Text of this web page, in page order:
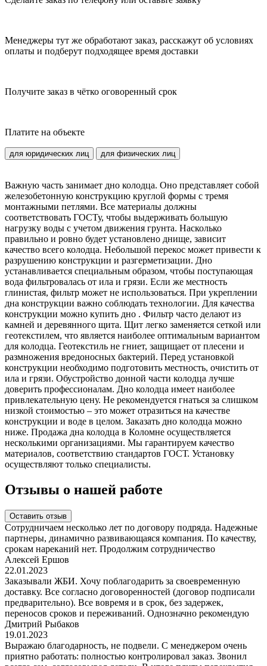
Менеджеры тут же обработают заказ, расскажут об условиях
оплаты и подберут подходящее время доставки
Получите заказ в чётко оговоренный срок
Платите на объекте
для юридических лиц для физических лиц
Важную часть занимает дно колодца. Оно представляет собой
железобетонную конструкцию круглой формы с тремя
монтажными петлями. Все материалы должны
соответствовать ГОСТу, чтобы выдерживать большую
нагрузку воды с учетом движения грунта. Насколько
правильно и ровно будет установлено днище, зависит
качество всего колодца. Небольшой перекос может привести к
разрушению конструкции и разгерметизации. Дно
устанавливается специальным образом, чтобы поступающая
вода фильтровалась от ила и грязи. Если же местность
глинистая, фильтр может не использоваться. При укреплении
дна конструкции важно соблюдать технологии. Для качества
конструкции можно купить дно . Фильтр часто делают из
камней и деревянного щита. Щит легко заменяется сеткой или
геотекстилем, что является наиболее оптимальным вариантом
для колодца. Геотекстиль не гниет, защищает от плесени и
размножения вредоносных бактерий. Перед установкой
конструкции необходимо подготовить местность, очистить от
ила и грязи. Обустройство донной части колодца лучше
доверить профессионалам. Дно колодца имеет наиболее
привлекательную цену. Не рекомендуется гнаться за слишком
низкой стоимостью – это может отразиться на качестве
конструкции и воде в целом. Заказать дно колодца можно
ниже. Продажа дна колодца в Коломне осуществляется
несколькими организациями. Мы гарантируем качество
материалов, соответствию стандартов ГОСТ. Установку
осуществляют только специалисты.
Отзывы о нашей работе
Оставить отзыв
Сотрудничаем несколько лет по договору подряда. Надежные
партнеры, динамично развивающаяся компания. По качеству,
срокам нареканий нет. Продолжим сотрудничество
Алексей Ершов
22.01.2023
Заказывали ЖБИ. Хочу поблагодарить за своевременную
доставку. Все согласно договоренностей (договор подписали
предварительно). Все вовремя и в срок, без задержек,
переносов сроков и переживаний. Однозначно рекомендую
Дмитрий Рыбаков
19.01.2023
Выражаю благодарность, не подвели. С менеджером очень
приятно работать: полностью контролировал заказ. Звонил